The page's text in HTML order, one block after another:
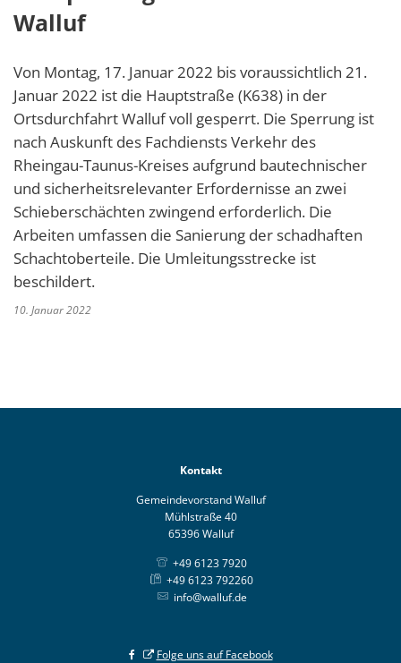
Walluf
Von Montag, 17. Januar 2022 bis voraussichtlich 21.
Januar 2022 ist die Hauptstraße (K638) in der
Ortsdurchfahrt Walluf voll gesperrt. Die Sperrung ist
nach Auskunft des Fachdiensts Verkehr des
Rheingau-Taunus-Kreises aufgrund bautechnischer
und sicherheitsrelevanter Erfordernisse an zwei
Schieberschächten zwingend erforderlich. Die
Arbeiten umfassen die Sanierung der schadhaften
Schachtoberteile. Die Umleitungsstrecke ist
beschildert.
10. Januar 2022
Kontakt
Gemeindevorstand Walluf
Mühlstraße 40
65396 Walluf
+49 6123 7920
+49 6123 792260
info@walluf.de
Folge uns auf Facebook